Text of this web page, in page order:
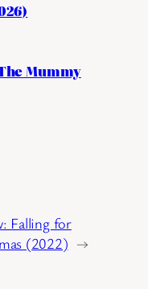
Mummy
Falling for
(2022) →